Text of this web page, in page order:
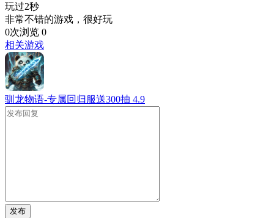
玩过2秒
非常不错的游戏，很好玩
0次浏览 0
相关游戏
驯龙物语-专属回归服送300抽 4.9
发布